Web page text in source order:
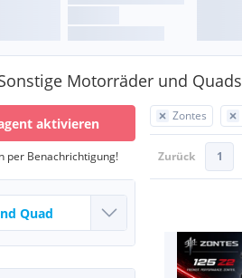
Motorräder und Quads
Zontes
Zurück 1
aktivieren
per Benachrichtigung!